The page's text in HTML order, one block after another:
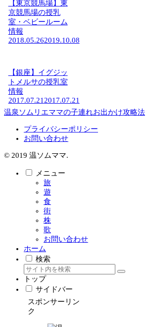
【東京競馬場】東
京競馬場の授乳
室・ベビールーム
情報
2018.05.262019.10.08
【銀座】イグジッ
トメルサの授乳室
情報
2017.07.21 2017.07.21
温泉ソムリエママの子連れお出かけ攻略法
プライバシーポリシー
お問い合わせ
© 2019 温ソムママ.
メニュー
旅
遊
食
街
株
歌
お問い合わせ
ホーム
検索
トップ
サイドバー
スポンサーリン
ク